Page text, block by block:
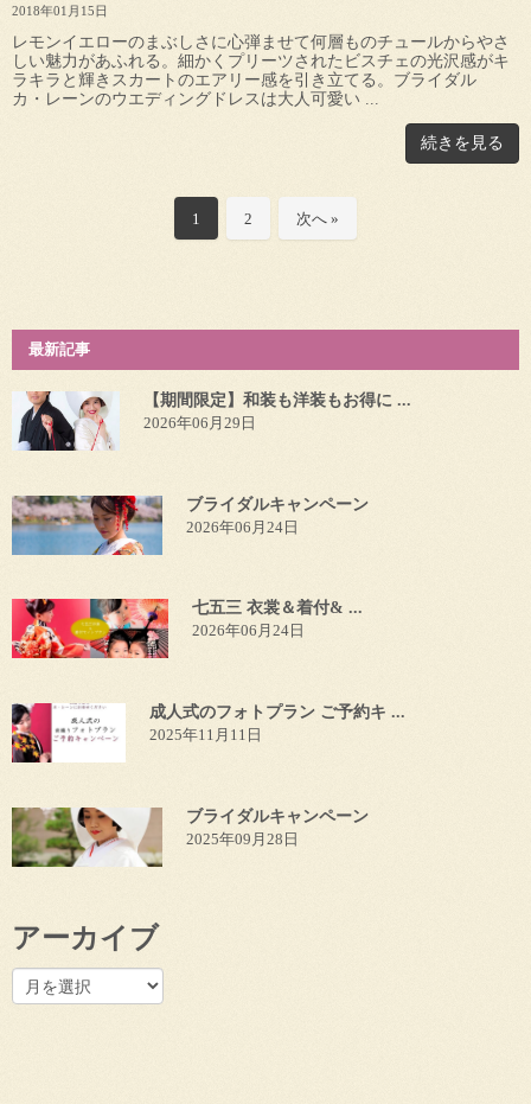
2018年01月15日
レモンイエローのまぶしさに心弾ませて何層ものチュールからやさ
しい魅力があふれる。細かくプリーツされたビスチェの光沢感がキ
ラキラと輝きスカートのエアリー感を引き立てる。ブライダル
カ・レーンのウエディングドレスは大人可愛い ...
続きを見る
1 2 次へ »
最新記事
【期間限定】和装も洋装もお得に ...
2026年06月29日
ブライダルキャンペーン
2026年06月24日
七五三 衣裳＆着付& ...
2026年06月24日
成人式のフォトプラン ご予約キ ...
2025年11月11日
ブライダルキャンペーン
2025年09月28日
アーカイブ